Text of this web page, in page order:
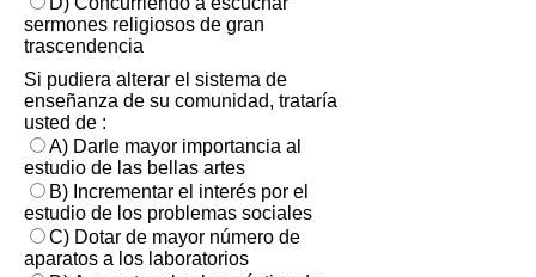
sermones religiosos de gran
trascendencia
Si pudiera alterar el sistema de
enseñanza de su comunidad, trataría
usted de :
A) Darle mayor importancia al
estudio de las bellas artes
B) Incrementar el interés por el
estudio de los problemas sociales
C) Dotar de mayor número de
aparatos a los laboratorios